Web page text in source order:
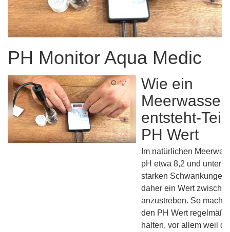
PH Monitor Aqua Medic
Wie ein
entsteht-Teil
PH Wert
Im natürlichen
pH etwa 8,2 und
starken
daher ein Wert
anzustreben. So macht
den PH Wert
halten, vor allem weil